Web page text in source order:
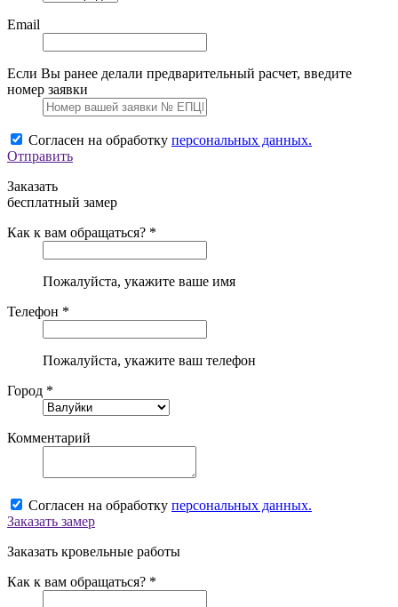
Email
Если Вы ранее делали предварительный расчет, введите
номер заявки
Согласен на обработку персональных данных.
Отправить
Заказать
бесплатный замер
Как к вам обращаться? *
Пожалуйста, укажите ваше имя
Телефон *
Пожалуйста, укажите ваш телефон
Город *
Комментарий
Согласен на обработку персональных данных.
Заказать замер
Заказать кровельные работы
Как к вам обращаться? *